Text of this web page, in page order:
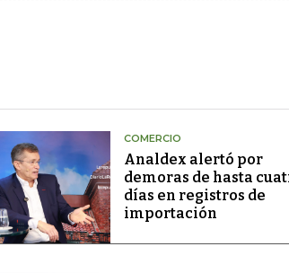
COMERCIO
Analdex alertó por
demoras de hasta
días en registros de
importación